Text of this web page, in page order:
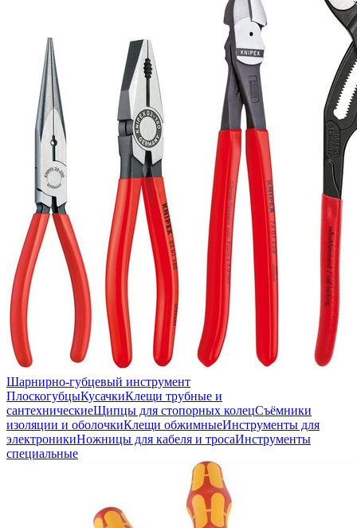
Шарнирно-губцевый инструмент
ПлоскогубцыКусачкиКлещи трубные и
сантехническиеЩипцы для стопорных колецСъёмники
изоляции и оболочкиКлещи обжимныеИнструменты для
электроникиНожницы для кабеля и тросаИнструменты
специальные